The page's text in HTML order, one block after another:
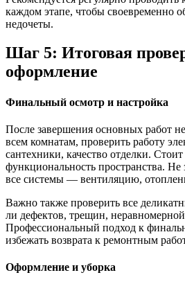
каждом этапе, чтобы своевременно
недочеты.
Шаг 5: Итоговая
оформление
Финальный осмотр и настройка
После завершения основных работ
всем комнатам, проверить работу
сантехники, качество отделки.
функциональность пространства. Не
все системы — вентиляцию,
Важно также проверить все
ли дефектов, трещин,
Профессиональный подход к
избежать возврата к ремонтным
Оформление и уборка